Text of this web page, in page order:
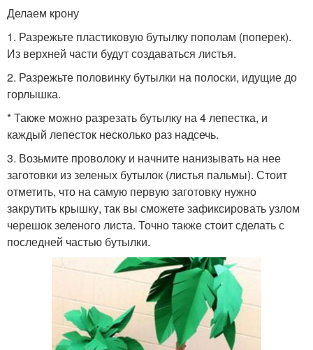
Делаем крону
1. Разрежьте пластиковую бутылку пополам (поперек).
Из верхней части будут создаваться листья.
2. Разрежьте половинку бутылки на полоски, идущие до
горлышка.
* Также можно разрезать бутылку на 4 лепестка, и
каждый лепесток несколько раз надсечь.
3. Возьмите проволоку и начните нанизывать на нее
заготовки из зеленых бутылок (листья пальмы). Стоит
отметить, что на самую первую заготовку нужно
закрутить крышку, так вы сможете зафиксировать узлом
черешок зеленого листа. Точно также стоит сделать с
последней частью бутылки.